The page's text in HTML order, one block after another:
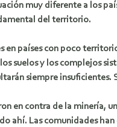
muy diferente a los
del territorio.
países con poco
y los complejos
siempre
en contra de la minería,
ahí. Las comunidades